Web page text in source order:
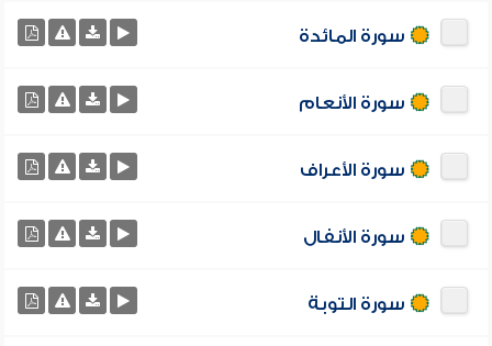
سورة المائدة
سورة الأنعام
سورة الأعراف
سورة الأنفال
سورة التوبة